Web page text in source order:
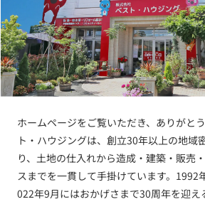
ホームページをご覧いただき、ありがと
ト・ハウジングは、創立30年以上の地域
り、土地の仕入れから造成・建築・販売
スまでを一貫して手掛けています。1992
022年9月にはおかげさまで30周年を迎え